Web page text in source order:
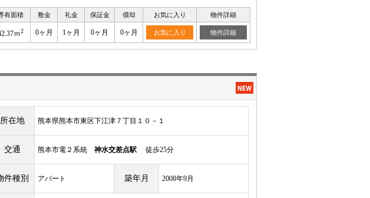
有面積 敷金 礼金 保証金 償却 お気に入り 物件詳細
ｍ2 0ヶ月 1ヶ月 0ヶ月 0ヶ月 お気に入り 物件詳細
所在地 熊本県熊本市東区下江津７丁目１０－１
交通 熊本市電２系統 神水交差点駅 徒歩25分
件種別 アパート 築年月 2008年9月